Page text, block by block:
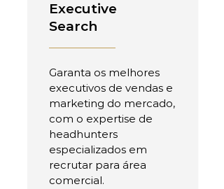
Executive
Search
Garanta os melhores
executivos de vendas e
marketing do mercado,
com o expertise de
headhunters
especializados em
recrutar para área
comercial.